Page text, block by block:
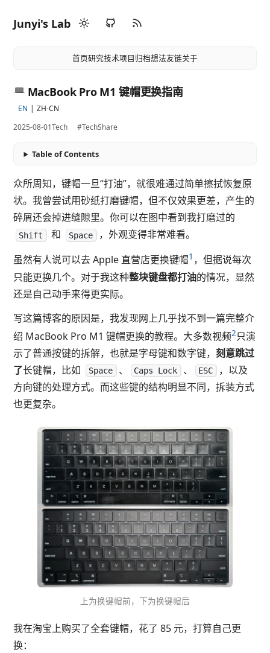
Junyi's Lab
首页研究技术项目归档想法友链关于
MacBook Pro M1 键帽更换指南
EN
ZH-CN
2025-08-01Tech #TechShare
Table of Contents
众所周知，键帽一旦“打油”，就很难通过简单擦拭恢复原
状。我曾尝试用砂纸打磨键帽，但不仅效果更差，产生的
碎屑还会掉进缝隙里。你可以在图中看到我打磨过的
Shift 和 Space
，外观变得非常难看。
虽然有人说可以去 Apple 直营店更换键帽1 ，但据说每次
只能更换几个。对于我这种整块键盘都打油的情况，显然
还是自己动手来得更实际。
写这篇博客的原因是，我发现网上几乎找不到一篇完整介
绍 MacBook Pro M1 键帽更换的教程。大多数视频2只演
示了普通按键的拆解，也就是字母键和数字键，刻意跳过
了长键帽，比如 Space 、 Caps Lock 、 ESC
，以及
方向键的处理方式。而这些键的结构明显不同，拆装方式
也更复杂。
上为换键帽前，下为换键帽后
我在淘宝上购买了全套键帽，花了 85 元，打算自己更
换：